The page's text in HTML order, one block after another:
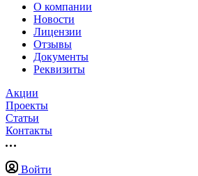
О компании
Новости
Лицензии
Отзывы
Документы
Реквизиты
Акции
Проекты
Статьи
Контакты
Войти